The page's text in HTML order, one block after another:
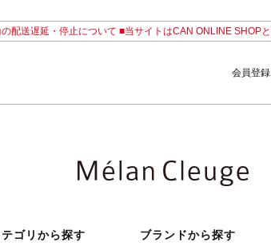
配送遅延・停止について ■当サイトはCAN ONLINE SHOP
会員登録
ゴリから探す ブランドから探す